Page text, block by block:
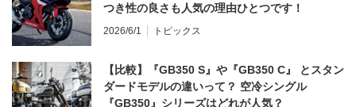
つき性の良さも人気の理由ひとつです！
2026/6/1 トピックス
【比較】『GB350 S』や『GB350 C』 とスタン
ダードモデルの違いって？ 空冷シングル
『GB350』シリーズはどれが人気？